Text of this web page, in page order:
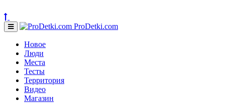
ProDetki.com
Новое
Люди
Места
Тесты
Территория
Видео
Магазин